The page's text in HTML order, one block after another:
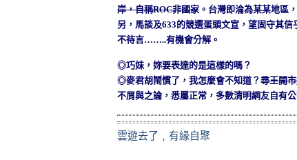
岸，自稱ROC非國家 。台灣即淪為某某地區
另，馬談及633的競選蛋頭文宣，望固守其信
不待言……..有機會分解。
◎巧妹，妳要表達的是這樣的嗎？
◎麥君胡鬧慣了，我怎麼會不知道？ 尋王開
不屑與之論，悉屬正常，多數清明網友自有公
雲遊去了﹐有緣自聚